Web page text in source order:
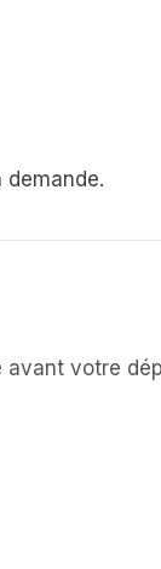
demande.
votre